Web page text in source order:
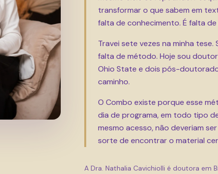
transformar o que sabem em
falta de conhecimento. É falta
Travei sete vezes na minha
falta de método. Hoje sou
Ohio State e dois pós-
caminho.
O Combo existe porque esse
dia de programa, em todo tipo
mesmo acesso, não deveriam
sorte de encontrar o material
A Dra. Nathalia Cavichiolli é doutora em